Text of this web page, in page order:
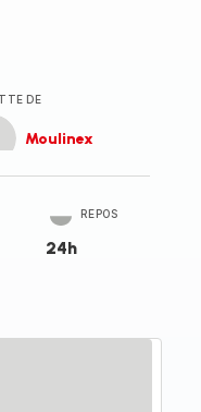
DE
Moulinex
REPOS
24h